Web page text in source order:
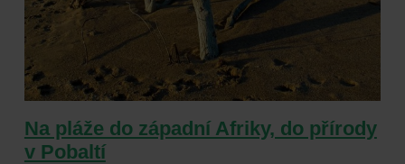
Na pláže do západní Afriky, do přírody
v Pobaltí